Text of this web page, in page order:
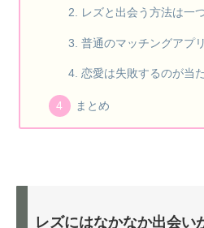
レズと出会う方法は一
普通のマッチングアプ
恋愛は失敗するのが当
まとめ
レズにはなかなか出会い